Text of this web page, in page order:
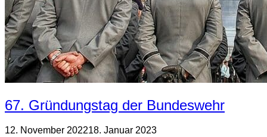
67. Gründungstag der Bundeswehr
12. November 202218. Januar 2023